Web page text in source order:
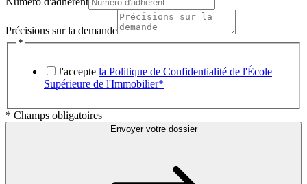
Précisions sur la demande
*
J'accepte la Politique de Confidentialité de l'École
Supérieure de l'Immobilier*
* Champs obligatoires
Envoyer votre dossier